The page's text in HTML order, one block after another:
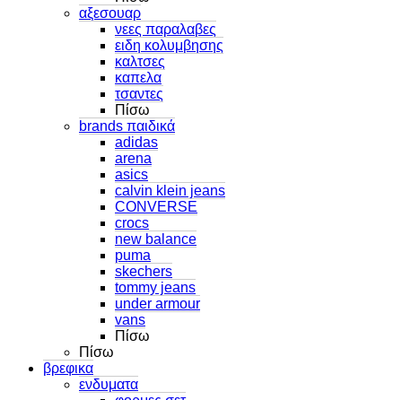
αξεσουαρ
νεες παραλαβες
ειδη κολυμβησης
καλτσες
καπελα
τσαντες
Πίσω
brands παιδικά
adidas
arena
asics
calvin klein jeans
CONVERSE
crocs
new balance
puma
skechers
tommy jeans
under armour
vans
Πίσω
Πίσω
βρεφικα
ενδυματα